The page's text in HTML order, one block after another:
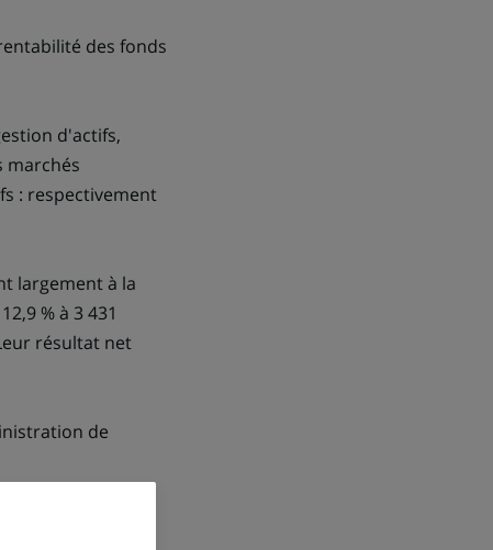
des fonds
d'actifs,
marchés
: respectivement
largement à la
% à 3 431
résultat net
de